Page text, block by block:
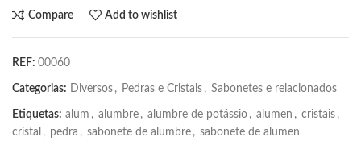
Compare Add to wishlist
REF: 00060
Categorias: Diversos , Pedras e Cristais , Sabonetes e relacionados
Etiquetas: alum , alumbre , alumbre de potássio , alumen , cristais ,
cristal , pedra , sabonete de alumbre , sabonete de alumen